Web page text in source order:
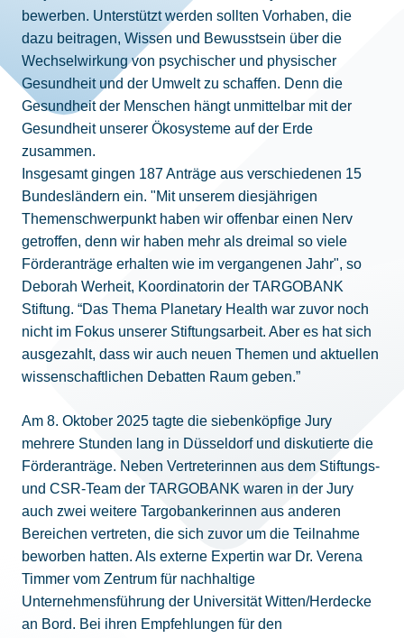
bewerben. Unterstützt werden sollten Vorhaben, die
dazu beitragen, Wissen und Bewusstsein über die
Wechselwirkung von psychischer und physischer
Gesundheit und der Umwelt zu schaffen. Denn die
Gesundheit der Menschen hängt unmittelbar mit der
Gesundheit unserer Ökosysteme auf der Erde
zusammen.
Insgesamt gingen 187 Anträge aus verschiedenen 15
Bundesländern ein. "Mit unserem diesjährigen
Themenschwerpunkt haben wir offenbar einen Nerv
getroffen, denn wir haben mehr als dreimal so viele
Förderanträge erhalten wie im vergangenen Jahr", so
Deborah Werheit, Koordinatorin der TARGOBANK
Stiftung. “Das Thema Planetary Health war zuvor noch
nicht im Fokus unserer Stiftungsarbeit. Aber es hat sich
ausgezahlt, dass wir auch neuen Themen und aktuellen
wissenschaftlichen Debatten Raum geben.”
Am 8. Oktober 2025 tagte die siebenköpfige Jury
mehrere Stunden lang in Düsseldorf und diskutierte die
Förderanträge. Neben Vertreterinnen aus dem Stiftungs-
und CSR-Team der TARGOBANK waren in der Jury
auch zwei weitere Targobankerinnen aus anderen
Bereichen vertreten, die sich zuvor um die Teilnahme
beworben hatten. Als externe Expertin war Dr. Verena
Timmer vom Zentrum für nachhaltige
Unternehmensführung der Universität Witten/Herdecke
an Bord. Bei ihren Empfehlungen für den